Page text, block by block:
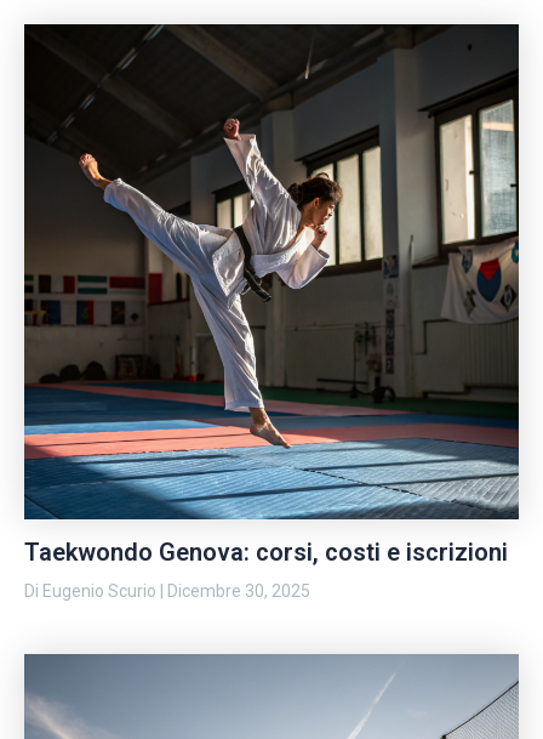
Taekwondo Genova: corsi, costi e iscrizioni
Di Eugenio Scurio Dicembre 30, 2025